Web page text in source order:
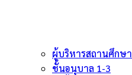
ผู้บริหารสถานศึกษา
ชั้นอนุบาล 1-3